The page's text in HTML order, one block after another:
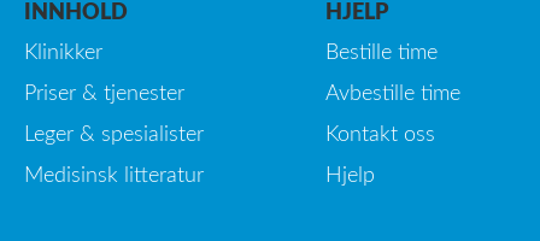
INNHOLD
Klinikker
Priser & tjenester
Leger & spesialister
Medisinsk litteratur
HJELP
Bestille time
Avbestille time
Kontakt oss
Hjelp